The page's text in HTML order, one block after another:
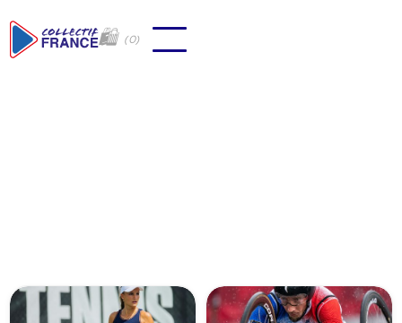
🛍 (0)